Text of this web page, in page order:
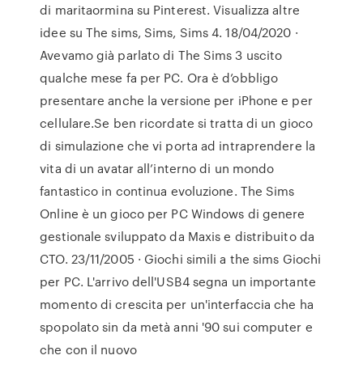
di maritaormina su Pinterest. Visualizza altre
idee su The sims, Sims, Sims 4. 18/04/2020 ·
Avevamo già parlato di The Sims 3 uscito
qualche mese fa per PC. Ora è d’obbligo
presentare anche la versione per iPhone e per
cellulare.Se ben ricordate si tratta di un gioco
di simulazione che vi porta ad intraprendere la
vita di un avatar all’interno di un mondo
fantastico in continua evoluzione. The Sims
Online è un gioco per PC Windows di genere
gestionale sviluppato da Maxis e distribuito da
CTO. 23/11/2005 · Giochi simili a the sims Giochi
per PC. L'arrivo dell'USB4 segna un importante
momento di crescita per un'interfaccia che ha
spopolato sin da metà anni '90 sui computer e
che con il nuovo